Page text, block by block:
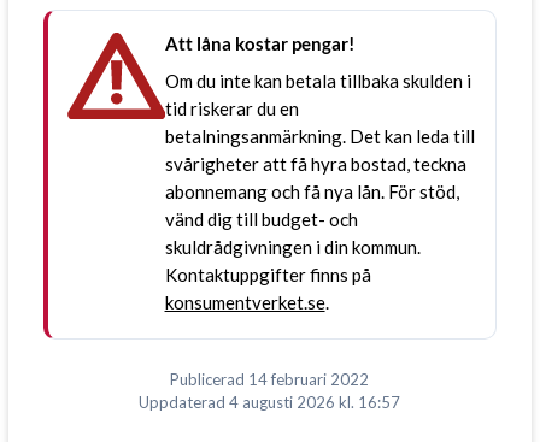
Att låna kostar pengar!
Om du inte kan betala tillbaka skulden i
tid riskerar du en
betalningsanmärkning. Det kan leda till
svårigheter att få hyra bostad, teckna
abonnemang och få nya lån. För stöd,
vänd dig till budget- och
skuldrådgivningen i din kommun.
Kontaktuppgifter finns på
konsumentverket.se.
Publicerad 14 februari 2022
Uppdaterad4 augusti 2026 kl. 16:57